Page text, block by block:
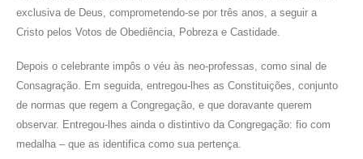
exclusiva de Deus, comprometendo-se por três anos, a seguir a
Cristo pelos Votos de Obediência, Pobreza e Castidade.
Depois o celebrante impôs o véu às neo-professas, como sinal de
Consagração. Em seguida, entregou-lhes as Constituições, conjunto
de normas que regem a Congregação, e que doravante querem
observar. Entregou-lhes ainda o distintivo da Congregação: fio com
medalha – que as identifica como sua pertença.